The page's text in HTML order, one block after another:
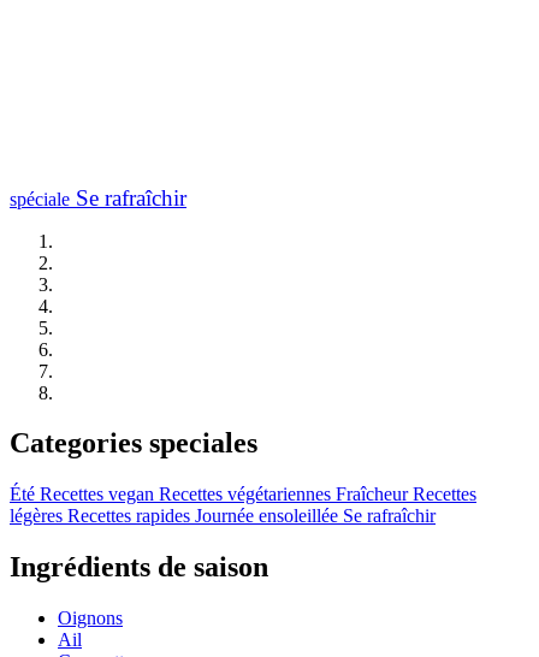
spéciale Se rafraîchir
Categories speciales
Été Recettes vegan Recettes végétariennes Fraîcheur Recettes
légères Recettes rapides Journée ensoleillée Se rafraîchir
Ingrédients de saison
Oignons
Ail